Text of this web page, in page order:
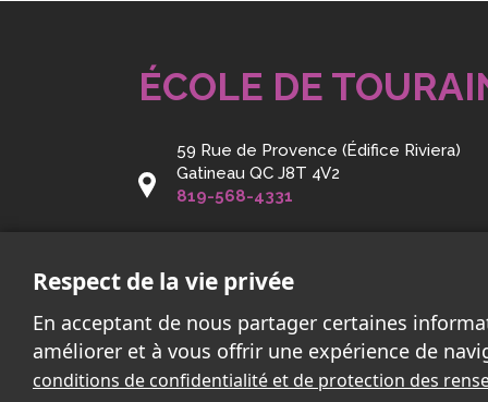
ÉCOLE DE
59 Rue de Provence (Édifice Riviera)
Gatineau QC J8T 4V2
819-568-4331
Courriel:touraine@cssd.gouv.qc.ca
Respect de la vie privée
En acceptant de nous partager certaines
améliorer et à vous offrir une expérience de
conditions de confidentialité et de protection des